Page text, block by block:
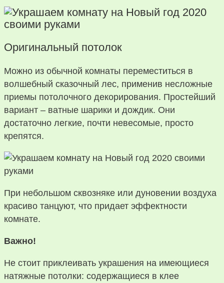
Оригинальный потолок
Можно из обычной комнаты переместиться в
волшебный сказочный лес, применив несложные
приемы потолочного декорирования. Простейший
вариант – ватные шарики и дождик. Они
достаточно легкие, почти невесомые, просто
крепятся.
При небольшом сквозняке или дуновении воздуха
красиво танцуют, что придает эффектности
комнате.
Важно!
Не стоит приклеивать украшения на имеющиеся
натяжные потолки: содержащиеся в клее